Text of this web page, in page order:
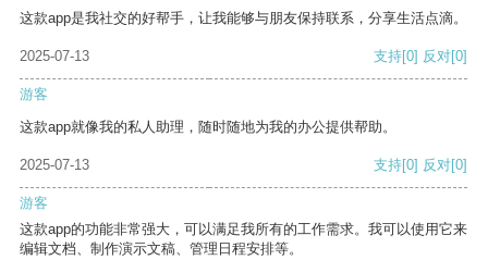
这款app是我社交的好帮手，让我能够与朋友保持联系，分享生活点滴。
2025-07-13 支持[0] 反对[0]
游客
这款app就像我的私人助理，随时随地为我的办公提供帮助。
2025-07-13 支持[0] 反对[0]
游客
这款app的功能非常强大，可以满足我所有的工作需求。我可以使用它来
编辑文档、制作演示文稿、管理日程安排等。